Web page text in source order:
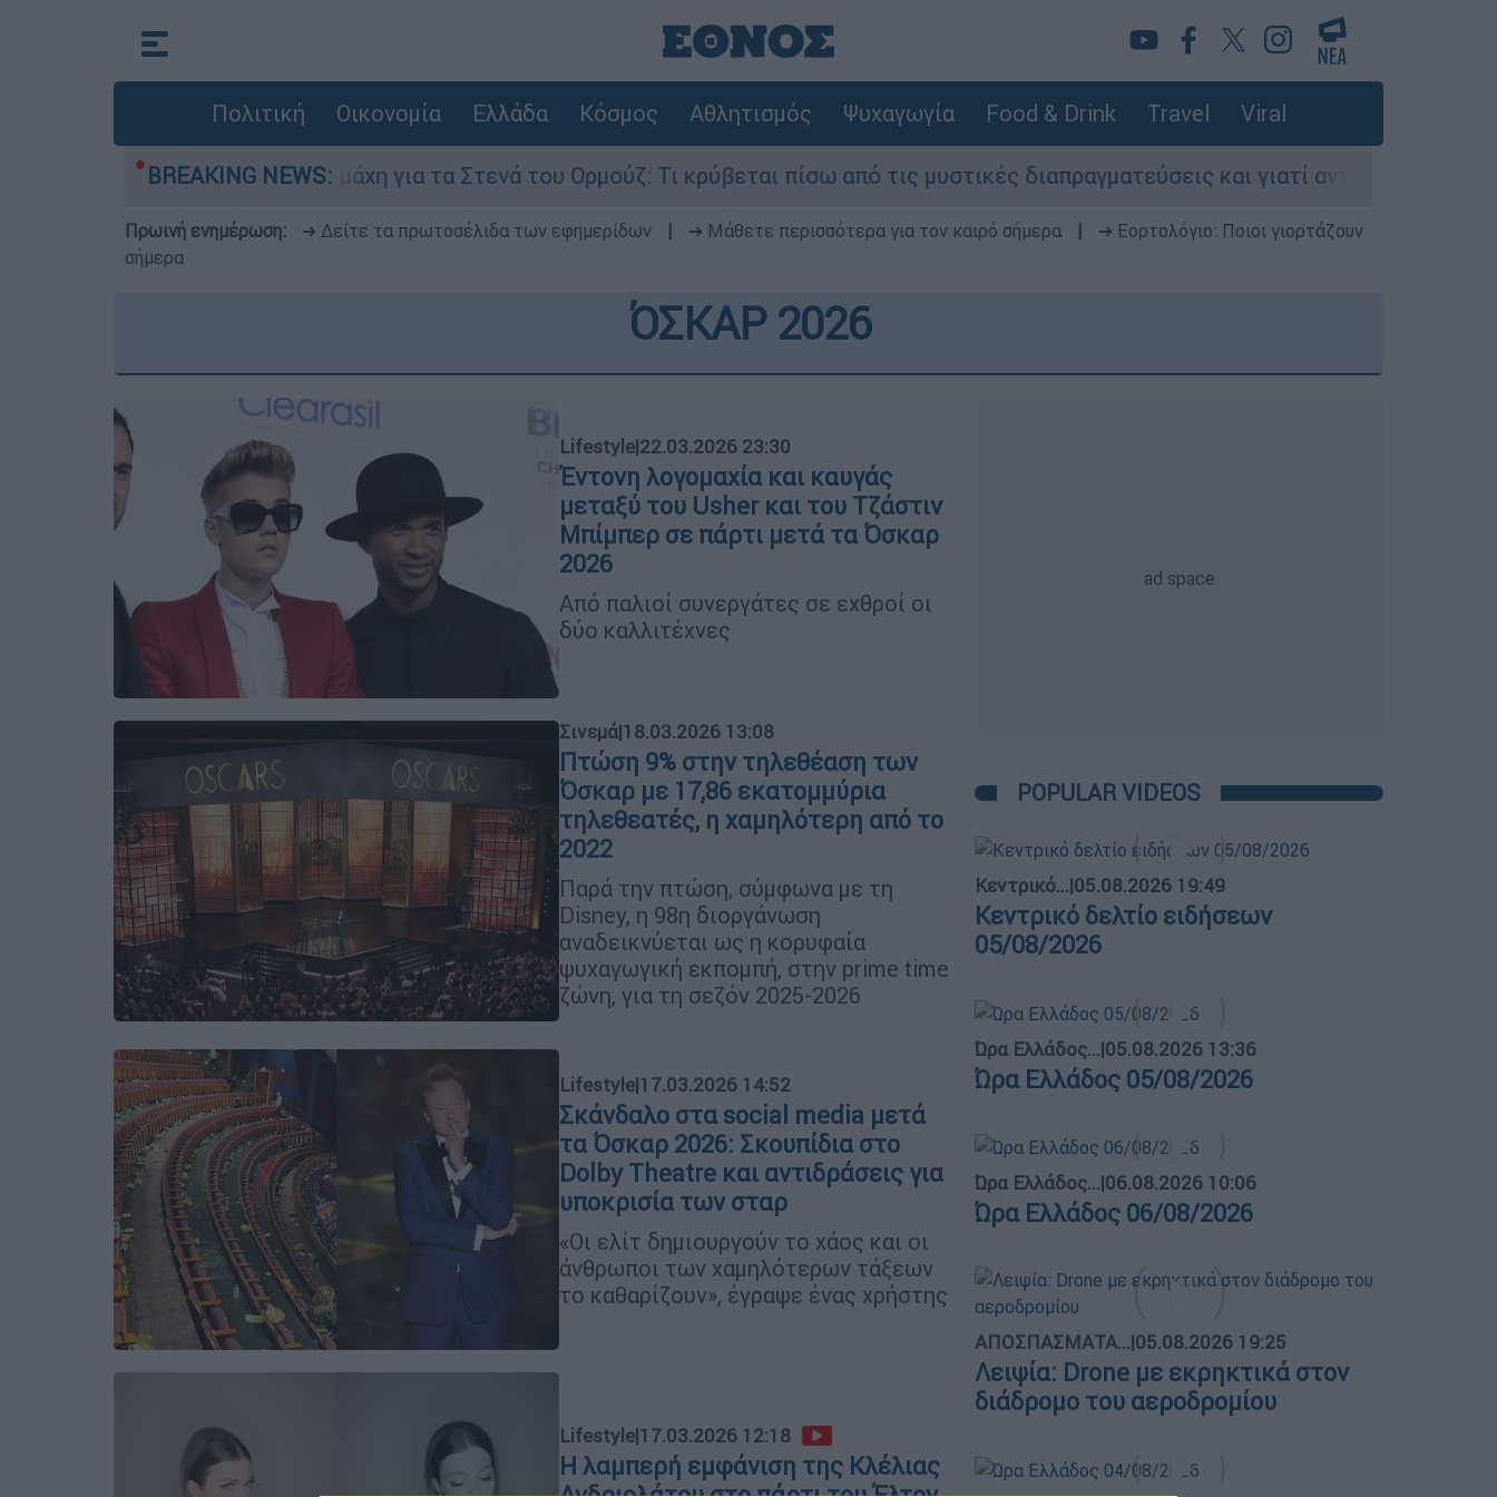
Πολιτική Οικονομία Ελλάδα Κόσμος Αθλητισμός Ψυχαγωγία Food & Drink Travel Viral
BREAKING NEWS:
Η μάχη για τα Στενά του Ορμούζ: Τι κρύβεται πίσω από τις μυστικές διαπραγματεύσεις και γιατί αντιδρούν οι ΗΠΑ
Πρωινή ενημέρωση: ➔ Δείτε τα πρωτοσέλιδα των εφημερίδων ➔ Μάθετε περισσότερα για τον καιρό σήμερα
➔ Εορτολόγιο: Ποιοι γιορτάζουν
σήμερα
ΌΣΚΑΡ 2026
Lifestyle|22.03.2026 23:30
Έντονη λογομαχία και καυγάς
μεταξύ του Usher και του Τζάστιν
Μπίμπερ σε πάρτι μετά τα Όσκαρ
2026
Από παλιοί συνεργάτες σε εχθροί οι
δύο καλλιτέχνες
Σινεμά|18.03.2026 13:08
Πτώση 9% στην τηλεθέαση των
Όσκαρ με 17,86 εκατομμύρια
τηλεθεατές, η χαμηλότερη από το
2022
Παρά την πτώση, σύμφωνα με τη
Disney, η 98η διοργάνωση
αναδεικνύεται ως η κορυφαία
ψυχαγωγική εκπομπή, στην prime time
ζώνη, για τη σεζόν 2025-2026
Lifestyle|17.03.2026 14:52
Σκάνδαλο στα social media μετά
τα Όσκαρ 2026: Σκουπίδια στο
Dolby Theatre και αντιδράσεις για
υποκρισία των σταρ
«Οι ελίτ δημιουργούν το χάος και οι
άνθρωποι των χαμηλότερων τάξεων
το καθαρίζουν», έγραψε ένας χρήστης
Lifestyle|17.03.2026 12:18
Η λαμπερή εμφάνιση της Κλέλιας
POPULAR VIDEOS
Κεντρικό...|05.08.2026 19:49
Κεντρικό δελτίο ειδήσεων
05/08/2026
Ώρα Ελλάδος...|05.08.2026 13:36
Ώρα Ελλάδος 05/08/2026
Ώρα Ελλάδος...|06.08.2026 10:06
Ώρα Ελλάδος 06/08/2026
ΑΠΟΣΠΑΣΜΑΤΑ...|05.08.2026 19:25
Λειψία: Drone με εκρηκτικά στον
διάδρομο του αεροδρομίου